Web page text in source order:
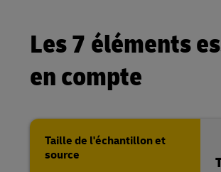
Les 7 éléments
en compte
Taille de l'échantillon et
source